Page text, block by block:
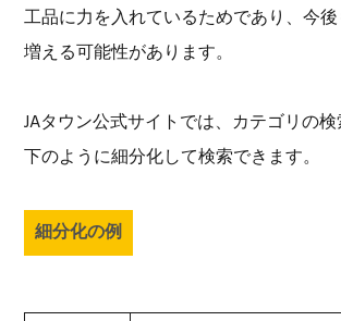
工品に力を入れているためであり、今
増える可能性があります。
JAタウン公式サイトでは、カテゴリの
下のように細分化して検索できます。
細分化の例